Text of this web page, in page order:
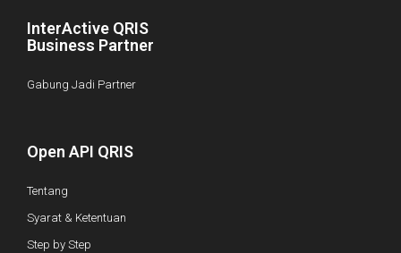
InterActive QRIS
Business Partner
Gabung Jadi Partner
Open API QRIS
Tentang
Syarat & Ketentuan
Step by Step